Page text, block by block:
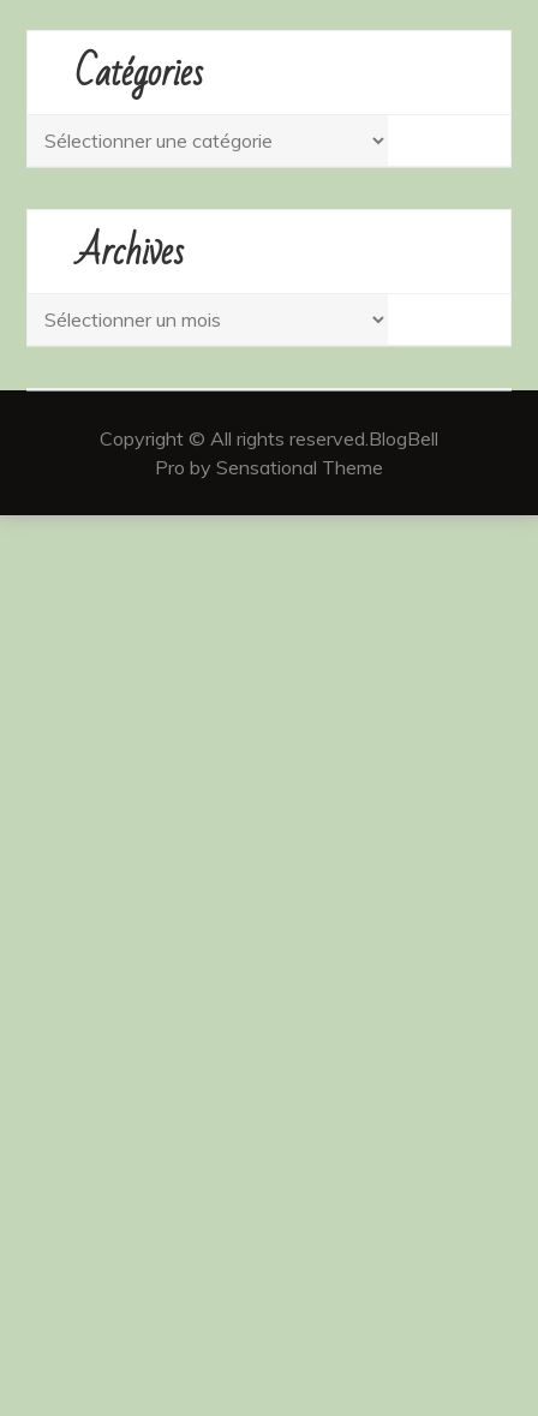
Catégories
Catégories
Archives
Archives
Copyright © All rights reserved.BlogBell
Pro by Sensational Theme